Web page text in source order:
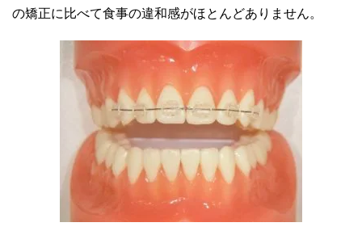
の矯正に比べて食事の違和感がほとんどありません。